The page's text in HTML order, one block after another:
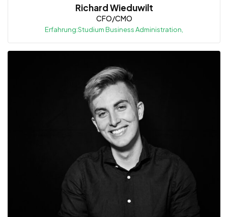
Richard Wieduwilt
CFO/CMO
Erfahrung:Studium Business Administration,